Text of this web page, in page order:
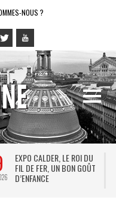
NOUS ?
LE ROI DU
UN BON GOÛT
28